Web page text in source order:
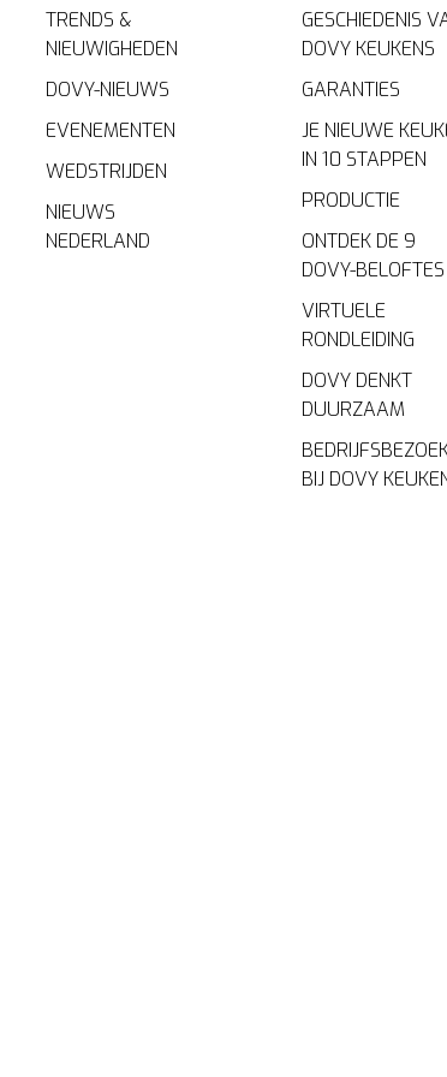
TRENDS &
NIEUWIGHEDEN
DOVY-NIEUWS
EVENEMENTEN
WEDSTRIJDEN
NIEUWS
NEDERLAND
GESCHIEDENIS
DOVY KEUKENS
GARANTIES
JE NIEUWE
IN 10 STAPPEN
PRODUCTIE
ONTDEK DE 9
DOVY-BELOFTES
VIRTUELE
RONDLEIDING
DOVY DENKT
DUURZAAM
BIJ DOVY